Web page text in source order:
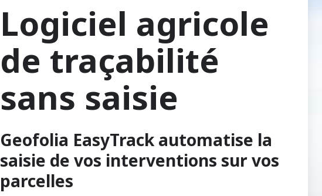
Logiciel agricole
de traçabilité
sans saisie
Geofolia EasyTrack automatise la
saisie de vos interventions sur vos
parcelles